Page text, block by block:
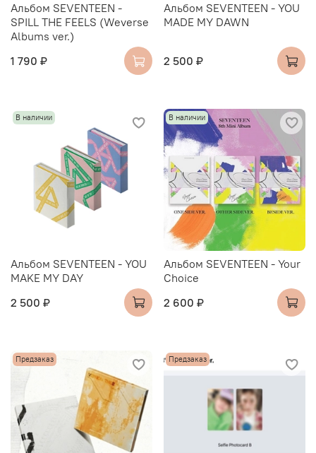
Альбом SEVENTEEN -
SPILL THE FEELS (Weverse
Albums ver.)
1 790 ₽
Альбом SEVENTEEN - YOU
MADE MY DAWN
2 500 ₽
В наличии
Альбом SEVENTEEN - YOU
MAKE MY DAY
2 500 ₽
В наличии
Альбом SEVENTEEN - Your
Choice
2 600 ₽
Предзаказ Предзаказ